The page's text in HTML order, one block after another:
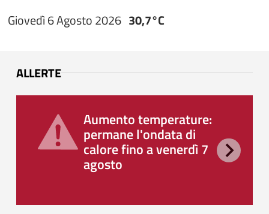
Giovedì 6 Agosto 2026 30,7°C
ALLERTE
Aumento temperature:
permane l'ondata di
calore fino a venerdì 7
agosto